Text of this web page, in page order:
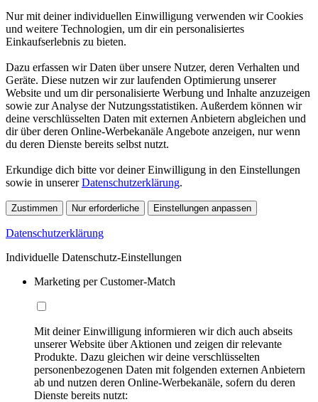
Nur mit deiner individuellen Einwilligung verwenden wir Cookies
und weitere Technologien, um dir ein personalisiertes
Einkaufserlebnis zu bieten.
Dazu erfassen wir Daten über unsere Nutzer, deren Verhalten und
Geräte. Diese nutzen wir zur laufenden Optimierung unserer
Website und um dir personalisierte Werbung und Inhalte anzuzeigen
sowie zur Analyse der Nutzungsstatistiken. Außerdem können wir
deine verschlüsselten Daten mit externen Anbietern abgleichen und
dir über deren Online-Werbekanäle Angebote anzeigen, nur wenn
du deren Dienste bereits selbst nutzt.
Erkundige dich bitte vor deiner Einwilligung in den Einstellungen
sowie in unsererDatenschutzerklärung.
Zustimmen Nur erforderliche Einstellungen anpassen
Datenschutzerklärung
Individuelle Datenschutz-Einstellungen
Marketing per Customer-Match
Mit deiner Einwilligung informieren wir dich auch abseits
unserer Website über Aktionen und zeigen dir relevante
Produkte. Dazu gleichen wir deine verschlüsselten
personenbezogenen Daten mit folgenden externen Anbietern
ab und nutzen deren Online-Werbekanäle, sofern du deren
Dienste bereits nutzt: